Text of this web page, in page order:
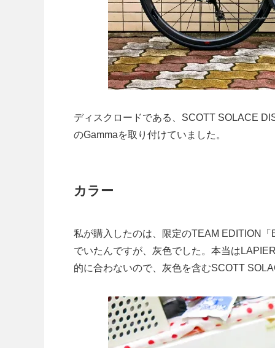
ディスクロードである、SCOTT SOLACE
のGammaを取り付けていました。
カラー
私が購入したのは、限定のTEAM EDITION
でいたんですが、灰色でした。本当は
的に合わないので、灰色を含むSCOTT